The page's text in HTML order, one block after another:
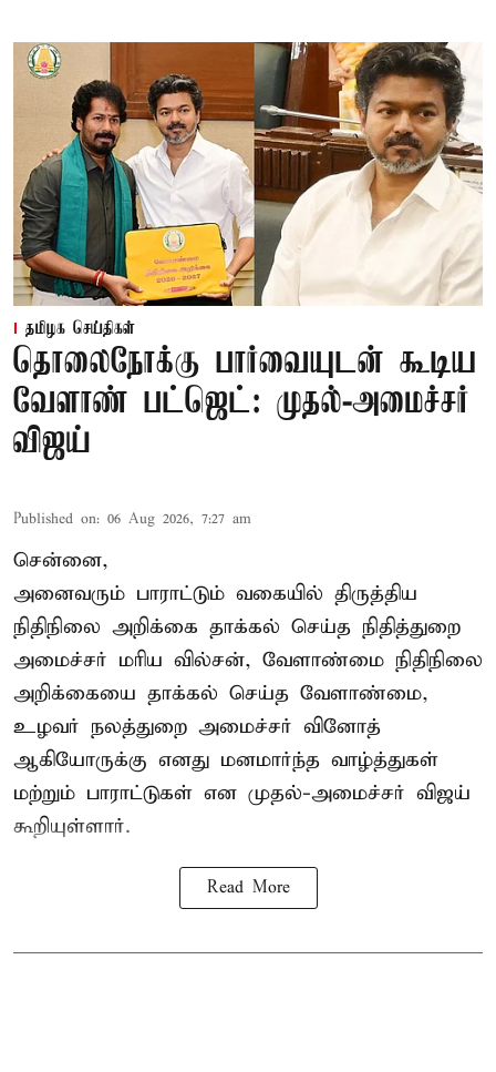
தமிழக செய்திகள்
தொலைநோக்கு பார்வையுடன் கூடிய
வேளாண் பட்ஜெட்: முதல்-அமைச்சர்
விஜய்
Published on: 06 Aug 2026, 7:27 am
சென்னை,
அனைவரும் பாராட்டும் வகையில் திருத்திய
நிதிநிலை அறிக்கை தாக்கல் செய்த நிதித்துறை
அமைச்சர் மரிய வில்சன், வேளாண்மை நிதிநிலை
அறிக்கையை தாக்கல் செய்த வேளாண்மை,
உழவர் நலத்துறை அமைச்சர் வினோத்
ஆகியோருக்கு எனது மனமார்ந்த வாழ்த்துகள்
மற்றும் பாராட்டுகள் என முதல்-அமைச்சர் விஜய்
கூறியுள்ளார்.
Read More